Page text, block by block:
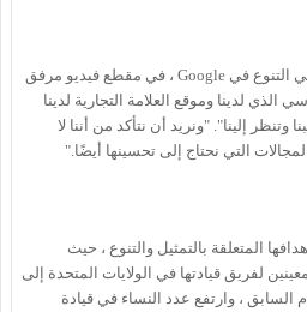
قالت ميلوني باركر ، كبيرة مسؤولي التنوع في Google ، في مقطع فيديو مرفق
الذي لدينا وموقع العلامة التجارية لدينا
إلينا". "ونريد أن نتأكد من أننا لا
التي نحتاج إلى تحسينها أيضًا."
المتعلقة بالتمثيل والتنوع ، حيث
لفريق قيادتها في الولايات المتحدة إلى
في العام السابق ، وارتفع عدد النساء في قيادة